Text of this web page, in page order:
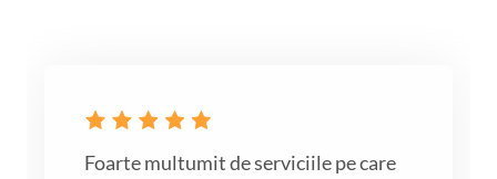
Foarte multumit de serviciile pe care